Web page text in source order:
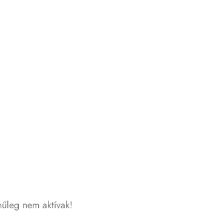
nem aktívak!